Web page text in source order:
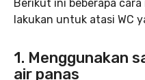
Berikut ini beberapa
lakukan untuk atasi WC
1. Menggunakan
air panas